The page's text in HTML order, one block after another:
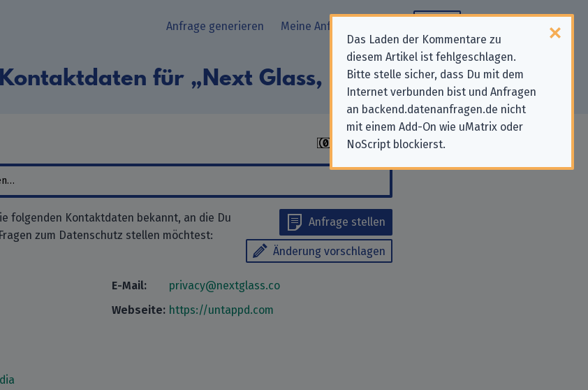
Das Laden der Kommentare zu
diesem Artikel ist fehlgeschlagen.
Bitte stelle sicher, dass Du mit dem
Internet verbunden bist und Anfragen
an backend.datenanfragen.de nicht
mit einem Add-On wie uMatrix oder
NoScript blockierst.
Anfrage generieren Meine Anfragen
für „Next Glass, Inc.“
Anfrage stellen
Änderung vorschlagen
folgenden Kontaktdaten bekannt, an die Du
zum Datenschutz stellen möchtest:
E-Mail:
privacy@nextglass.co
Webseite: https://untappd.com